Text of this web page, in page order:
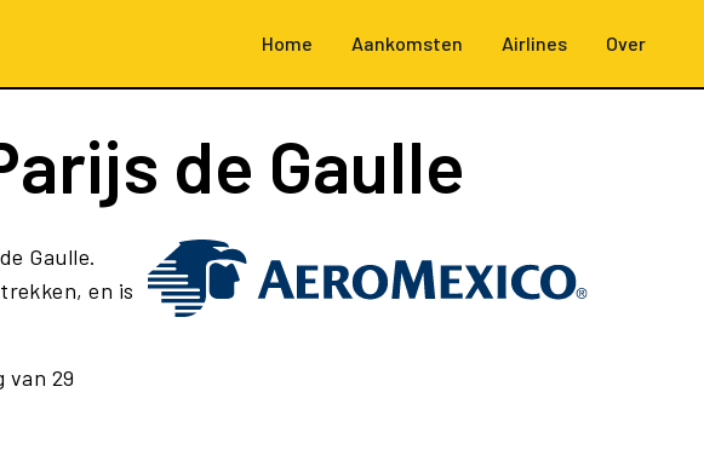
Home Aankomsten Airlines Over
de Gaulle
Gaulle.
en is
van 29